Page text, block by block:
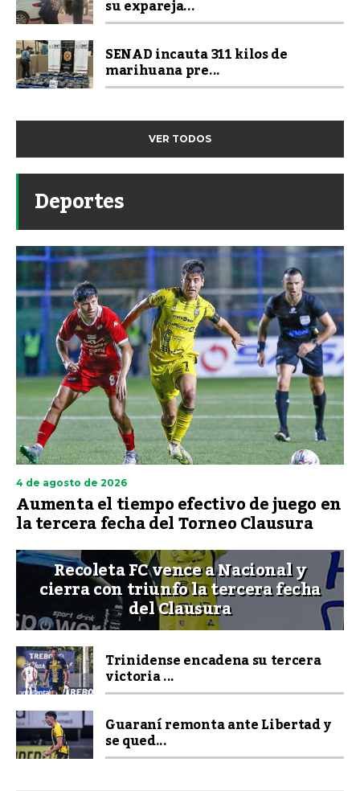
su expareja...
SENAD incauta 311 kilos de
marihuana pre...
VER TODOS
Deportes
4 de agosto de 2026
Aumenta el tiempo efectivo de juego en
la tercera fecha del Torneo Clausura
Recoleta FC vence a Nacional y
cierra con triunfo la tercera fecha
del Clausura
Trinidense encadena su tercera
victoria ...
Guaraní remonta ante Libertad y
se qued...